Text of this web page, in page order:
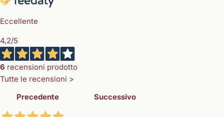
Eccellente
4,2/5
6 recensioni prodotto
Tutte le recensioni >
Precedente
Successivo